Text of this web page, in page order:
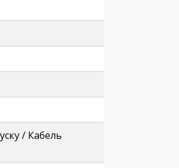
/ Кабель